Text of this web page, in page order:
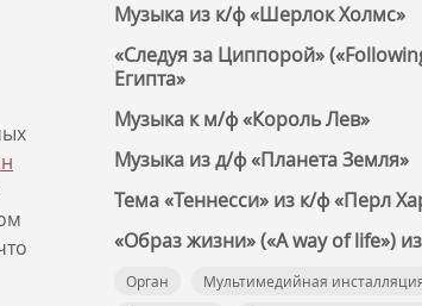
Музыка из к/ф «Шерлок Холмс»
«Следуя за Циппорой»
Египта»
Музыка к м/ф «Король Лев»
Музыка из д/ф «Планета Земля»
Тема «Теннесси» из к/ф «Перл
«Образ жизни» («A way of life»)
Орган Мультимедийная